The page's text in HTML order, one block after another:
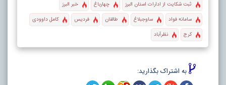
ثبت شکایت از ادارات استان البرز
چهارباغ
خبر البرز
سامانه فواد
ساوجبلاغ طالقان فردیس
کامل داوودی
کرج
نظرآباد
به اشتراک بگذارید: